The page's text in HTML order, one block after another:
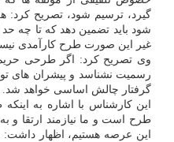
گیرد، ترسیم شود، تصریح
شود باید تضمین دهد که تا چه
غیر این صورت طرح کارآمدی
وی تصریح کرد: اگر طرحی
رسمیت نشناسد و پیشران های
گرفتار چالش اساسی خواهد شد.
این کارشناس با اشاره به
طرح است و ما نیازمند ارتقا و
این عرصه هستیم، اظهار